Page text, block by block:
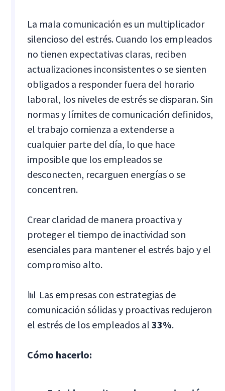
La mala comunicación es un multiplicador
silencioso del estrés. Cuando los empleados
no tienen expectativas claras, reciben
actualizaciones inconsistentes o se sienten
obligados a responder fuera del horario
laboral, los niveles de estrés se disparan. Sin
normas y límites de comunicación definidos,
el trabajo comienza a extenderse a
cualquier parte del día, lo que hace
imposible que los empleados se
desconecten, recarguen energías o se
concentren.
Crear claridad de manera proactiva y
proteger el tiempo de inactividad son
esenciales para mantener el estrés bajo y el
compromiso alto.
📊 Las empresas con estrategias de
comunicación sólidas y proactivas redujeron
el estrés de los empleados al33%.
Cómo hacerlo: